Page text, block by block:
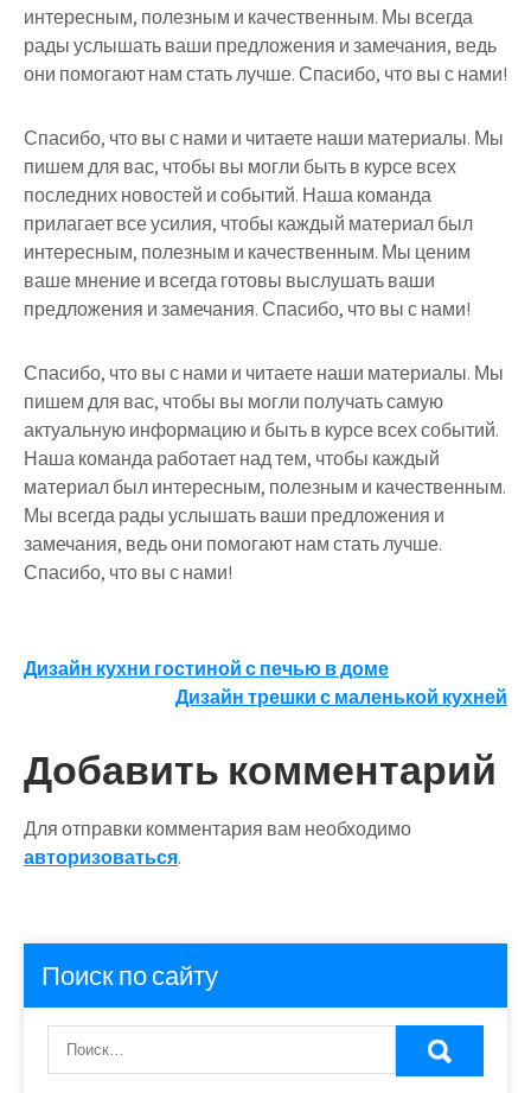
интересным, полезным и качественным. Мы всегда
рады услышать ваши предложения и замечания, ведь
они помогают нам стать лучше. Спасибо, что вы с нами!
Спасибо, что вы с нами и читаете наши материалы. Мы
пишем для вас, чтобы вы могли быть в курсе всех
последних новостей и событий. Наша команда
прилагает все усилия, чтобы каждый материал был
интересным, полезным и качественным. Мы ценим
ваше мнение и всегда готовы выслушать ваши
предложения и замечания. Спасибо, что вы с нами!
Спасибо, что вы с нами и читаете наши материалы. Мы
пишем для вас, чтобы вы могли получать самую
актуальную информацию и быть в курсе всех событий.
Наша команда работает над тем, чтобы каждый
материал был интересным, полезным и качественным.
Мы всегда рады услышать ваши предложения и
замечания, ведь они помогают нам стать лучше.
Спасибо, что вы с нами!
Навигация
записям
Дизайн кухни гостиной с печью в доме
Дизайн трешки с маленькой кухней
Добавить комментарий
Для отправки комментария вам необходимо
авторизоваться.
Поиск по сайту